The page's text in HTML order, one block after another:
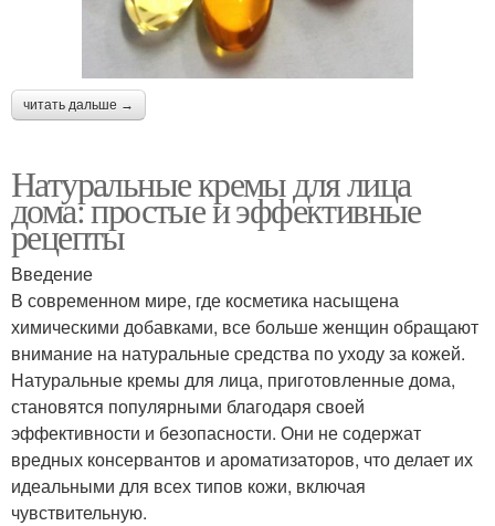
читать дальше →
Натуральные кремы для лица
дома: простые и эффективные
рецепты
Введение
В современном мире, где косметика насыщена
химическими добавками, все больше женщин обращают
внимание на натуральные средства по уходу за кожей.
Натуральные кремы для лица, приготовленные дома,
становятся популярными благодаря своей
эффективности и безопасности. Они не содержат
вредных консервантов и ароматизаторов, что делает их
идеальными для всех типов кожи, включая
чувствительную.